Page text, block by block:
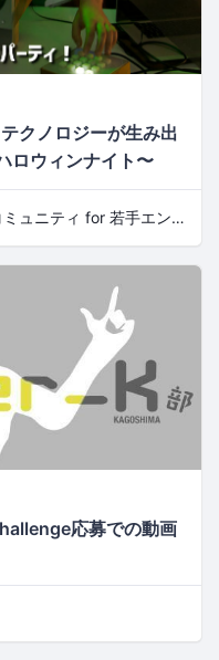
クノロジーが生み出
ロウィンナイト〜
ハッカソン／技術イベントコミュニティ for 若手エンジニア
応募での動画